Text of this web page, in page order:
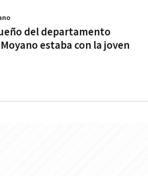
del departamento
estaba con la joven